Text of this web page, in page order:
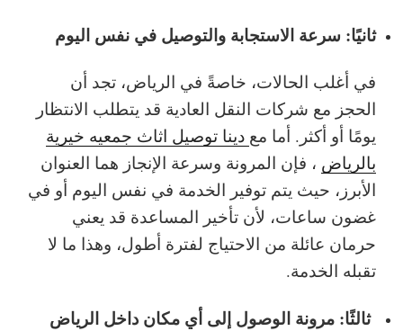
ثانيًا: سرعة الاستجابة والتوصيل في نفس اليوم
في أغلب الحالات، خاصةً في الرياض، تجد أن
الحجز مع شركات النقل العادية قد يتطلب الانتظار
يومًا أو أكثر. أما مع دينا توصيل اثاث جمعيه خيرية
بالرياض ، فإن المرونة وسرعة الإنجاز هما العنوان
الأبرز، حيث يتم توفير الخدمة في نفس اليوم أو في
غضون ساعات، لأن تأخير المساعدة قد يعني
حرمان عائلة من الاحتياج لفترة أطول، وهذا ما لا
تقبله الخدمة.
ثالثًا: مرونة الوصول إلى أي مكان داخل الرياض